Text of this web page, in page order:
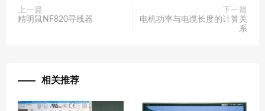
上一篇
精明鼠NF820寻线器
下一篇
电机功率与电缆长度的计算关
系
相关推荐